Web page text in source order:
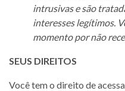
intrusivas e são
interesses legítimos.
momento por não
SEUS DIREITOS
Você tem o direito de